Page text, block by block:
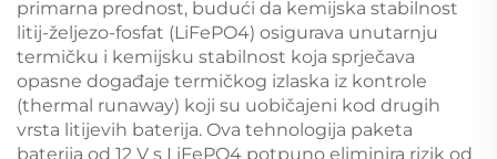
primarna prednost, budući da kemijska stabilnost
litij-željezo-fosfat (LiFePO4) osigurava unutarnju
termičku i kemijsku stabilnost koja sprječava
opasne događaje termičkog izlaska iz kontrole
(thermal runaway) koji su uobičajeni kod drugih
vrsta litijevih baterija. Ova tehnologija paketa
baterija od 12 V s LiFePO4 potpuno eliminira rizik od